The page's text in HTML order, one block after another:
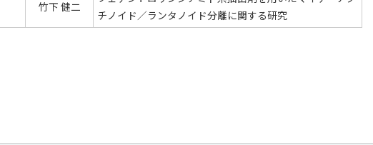
竹下 健二
チノイド／ランタノイド分離に関する研究